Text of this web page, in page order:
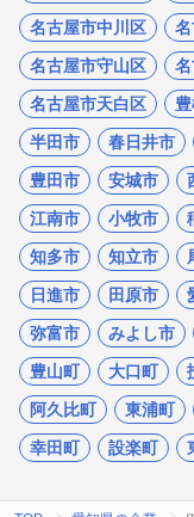
名古屋市中川区
名古屋市守山区
名古屋市天白区
半田市
春日井市
豊田市
安城市
江南市
小牧市
知多市
知立市
日進市
田原市
弥富市
みよし市
豊山町
大口町
阿久比町
東浦町
幸田町
設楽町